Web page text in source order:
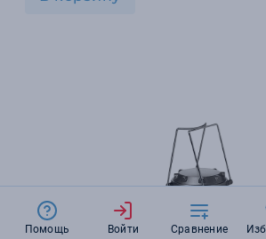
Помощь Войти Сравнение